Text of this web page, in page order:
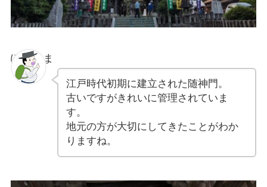
ぽちゃま
江戸時代初期に建立された随神門。
古いですがきれいに管理されていま
す。
地元の方が大切にしてきたことがわか
りますね。